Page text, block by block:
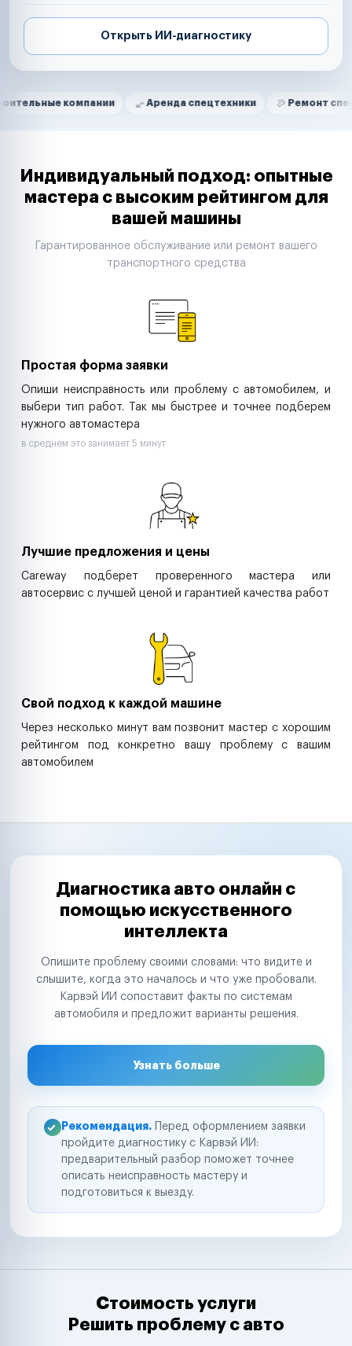
Открыть ИИ-диагностику
Нам доверяют
компании Аренда спецтехники Ремонт спецтехники
Маркетплейсы
Таксопарки
Автодилеры
Строительные компании
Аренда спецтехники
Индивидуальный подход: опытные
мастера с высоким рейтингом для
вашей машины
Гарантированное обслуживание или ремонт вашего
транспортного средства
Простая форма заявки
Опиши неисправность или проблему с автомобилем, и
выбери тип работ. Так мы быстрее и точнее подберем
нужного автомастера
в среднем это занимает 5 минут
Лучшие предложения и цены
Careway подберет проверенного мастера или
автосервис с лучшей ценой и гарантией качества работ
Свой подход к каждой машине
Через несколько минут вам позвонит мастер с хорошим
рейтингом под конкретно вашу проблему с вашим
автомобилем
Диагностика авто онлайн с
помощью искусственного
интеллекта
Опишите проблему своими словами: что видите и
слышите, когда это началось и что уже пробовали.
Карвэй ИИ сопоставит факты по системам
автомобиля и предложит варианты решения.
Узнать больше
Рекомендация. Перед оформлением заявки
пройдите диагностику с Карвэй ИИ:
предварительный разбор поможет точнее
описать неисправность мастеру и
подготовиться к выезду.
Стоимость услуги
Решить проблему с авто